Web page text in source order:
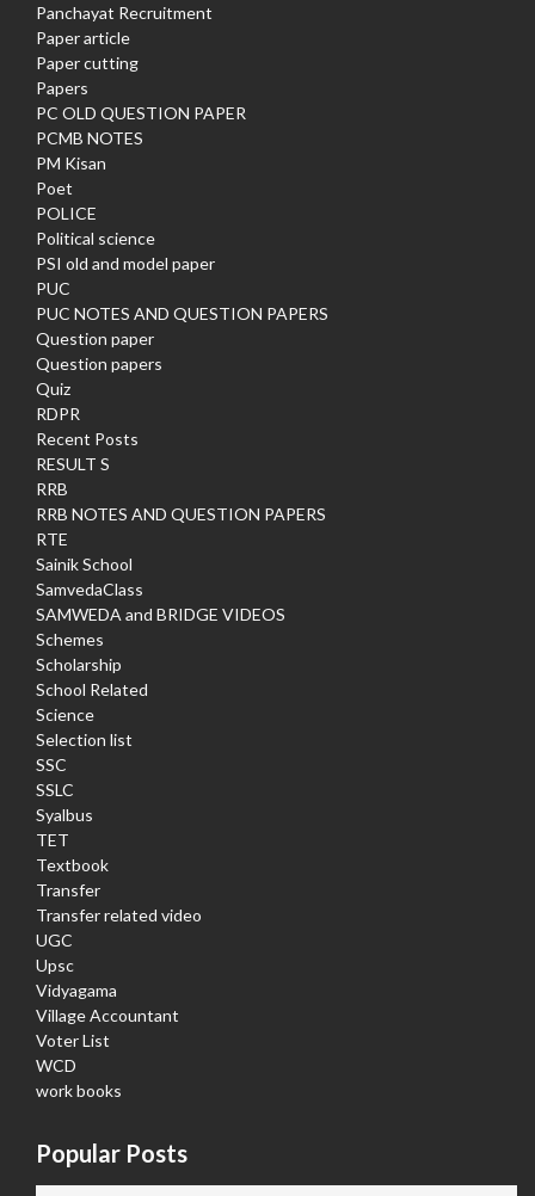
Panchayat Recruitment
Paper article
Paper cutting
Papers
PC OLD QUESTION PAPER
PCMB NOTES
PM Kisan
Poet
POLICE
Political science
PSI old and model paper
PUC
PUC NOTES AND QUESTION PAPERS
Question paper
Question papers
Quiz
RDPR
Recent Posts
RESULT S
RRB
RRB NOTES AND QUESTION PAPERS
RTE
Sainik School
SamvedaClass
SAMWEDA and BRIDGE VIDEOS
Schemes
Scholarship
School Related
Science
Selection list
SSC
SSLC
Syalbus
TET
Textbook
Transfer
Transfer related video
UGC
Upsc
Vidyagama
Village Accountant
Voter List
WCD
work books
Popular Posts